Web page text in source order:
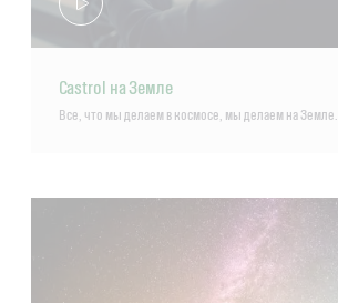
Castrol на Земле
Все, что мы делаем в космосе, мы делаем на Земле.